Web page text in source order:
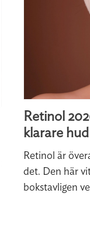
Retinol
klarare hud
Retinol är
det. Den här
bokstavligen